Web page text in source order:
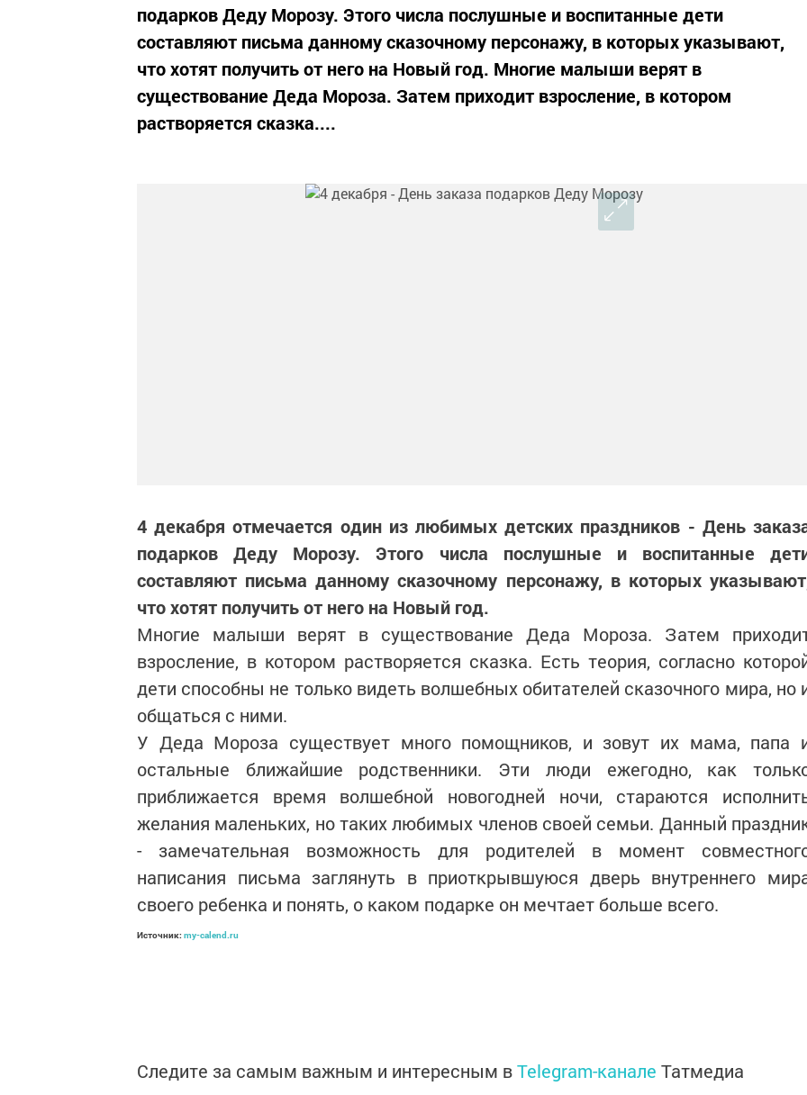
подарков Деду Морозу. Этого числа послушные и воспитанные дети
составляют письма данному сказочному персонажу, в которых указывают,
что хотят получить от него на Новый год. Многие малыши верят в
существование Деда Мороза. Затем приходит взросление, в котором
растворяется сказка....
4 декабря отмечается один из любимых детских праздников - День
подарков Деду Морозу. Этого числа послушные и воспитанные
составляют письма данному сказочному персонажу, в которых
что хотят получить от него на Новый год.
Многие малыши верят в существование Деда Мороза. Затем
взросление, в котором растворяется сказка. Есть теория, согласно
дети способны не только видеть волшебных обитателей сказочного мира, но
общаться с ними.
У Деда Мороза существует много помощников, и зовут их мама, папа
остальные ближайшие родственники. Эти люди ежегодно, как
приближается время волшебной новогодней ночи, стараются
желания маленьких, но таких любимых членов своей семьи. Данный
- замечательная возможность для родителей в момент
написания письма заглянуть в приоткрывшуюся дверь внутреннего
своего ребенка и понять, о каком подарке он мечтает больше всего.
Источник:my-calend.ru
Следите за самым важным и интересным вTelegram-канале Татмедиа